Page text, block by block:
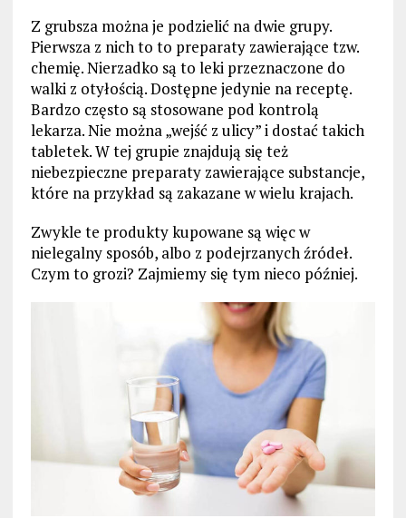
Z grubsza można je podzielić na dwie grupy.
Pierwsza z nich to to preparaty zawierające tzw.
chemię. Nierzadko są to leki przeznaczone do
walki z otyłością. Dostępne jedynie na receptę.
Bardzo często są stosowane pod kontrolą
lekarza. Nie można „wejść z ulicy” i dostać takich
tabletek. W tej grupie znajdują się też
niebezpieczne preparaty zawierające substancje,
które na przykład są zakazane w wielu krajach.
Zwykle te produkty kupowane są więc w
nielegalny sposób, albo z podejrzanych źródeł.
Czym to grozi? Zajmiemy się tym nieco później.